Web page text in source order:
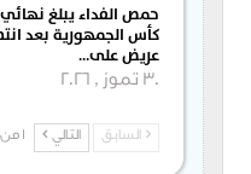
حمص الفداء يبلغ نهائي
كأس الجمهورية بعد
عريض على…
30 تموز , 2026
السابق التالي 1 من 484